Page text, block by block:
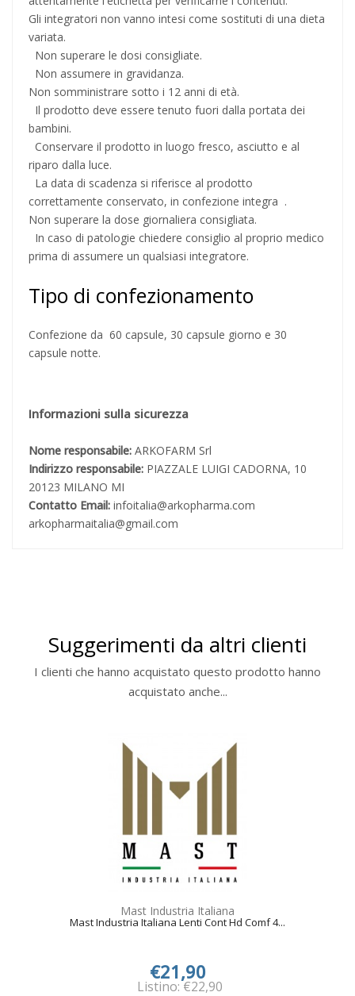
Gli integratori non vanno intesi come sostituti di una dieta
variata.
Non superare le dosi consigliate.
Non assumere in gravidanza.
Non somministrare sotto i 12 anni di età.
Il prodotto deve essere tenuto fuori dalla portata dei
bambini.
Conservare il prodotto in luogo fresco, asciutto e al
riparo dalla luce.
La data di scadenza si riferisce al prodotto
correttamente conservato, in confezione integra .
Non superare la dose giornaliera consigliata.
In caso di patologie chiedere consiglio al proprio medico
prima di assumere un qualsiasi integratore.
Tipo di confezionamento
Confezione da 60 capsule, 30 capsule giorno e 30
capsule notte.
Informazioni sulla sicurezza
Nome responsabile: ARKOFARM Srl
Indirizzo responsabile: PIAZZALE LUIGI CADORNA, 10
20123 MILANO MI
Contatto Email: infoitalia@arkopharma.com
arkopharmaitalia@gmail.com
Suggerimenti da altri clienti
I clienti che hanno acquistato questo prodotto hanno
acquistato anche...
Mast Industria Italiana
Mast Industria Italiana Lenti Cont Hd Comf 4...
€21,90
Listino: €22,90